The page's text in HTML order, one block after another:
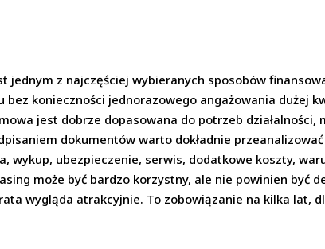
jednym z najczęściej wybieranych sposobów
konieczności jednorazowego angażowania dużej
jest dobrze dopasowana do potrzeb
dokumentów warto dokładnie
wykup, ubezpieczenie, serwis, dodatkowe koszty,
może być bardzo korzystny, ale nie powinien być
wygląda atrakcyjnie. To zobowiązanie na kilka lat,